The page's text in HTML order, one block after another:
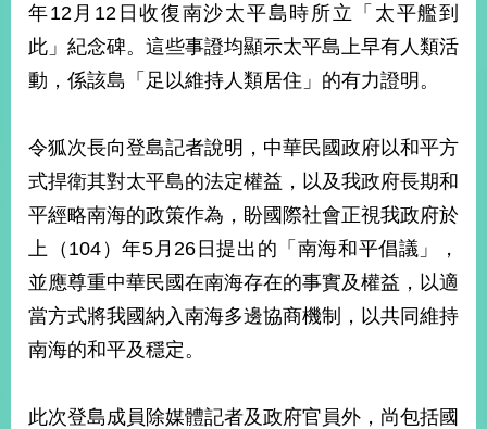
地
區
國
播
政
府
資
訊
公
開
服
年12月12日收復南沙太平島時所立「太平艦到
此」紀念碑。這些事證均顯示太平島上早有人類活
動，係該島「足以維持人類居住」的有力證明。
令狐次長向登島記者說明，中華民國政府以和平方
式捍衛其對太平島的法定權益，以及我政府長期和
平經略南海的政策作為，盼國際社會正視我政府於
上（104）年5月26日提出的「南海和平倡議」，
並應尊重中華民國在南海存在的事實及權益，以適
當方式將我國納入南海多邊協商機制，以共同維持
南海的和平及穩定。
此次登島成員除媒體記者及政府官員外，尚包括國